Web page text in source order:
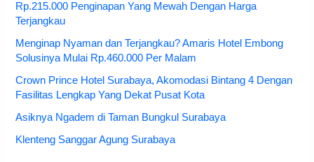
Rp.215.000 Penginapan Yang Mewah Dengan Harga
Terjangkau
Menginap Nyaman dan Terjangkau? Amaris Hotel Embong
Solusinya Mulai Rp.460.000 Per Malam
Crown Prince Hotel Surabaya, Akomodasi Bintang 4 Dengan
Fasilitas Lengkap Yang Dekat Pusat Kota
Asiknya Ngadem di Taman Bungkul Surabaya
Klenteng Sanggar Agung Surabaya